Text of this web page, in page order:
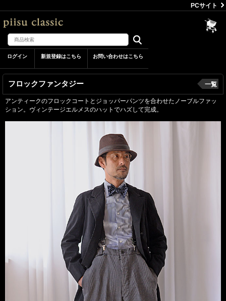
PCサイト
ログイン 新規登録はこちら お問い合わせはこちら
フロックファンタジー
アンティークのフロックコートとジョッパーパンツを合わせたノーブルファッ
ション。ヴィンテージエルメスのハットでハズして完成。
一覧